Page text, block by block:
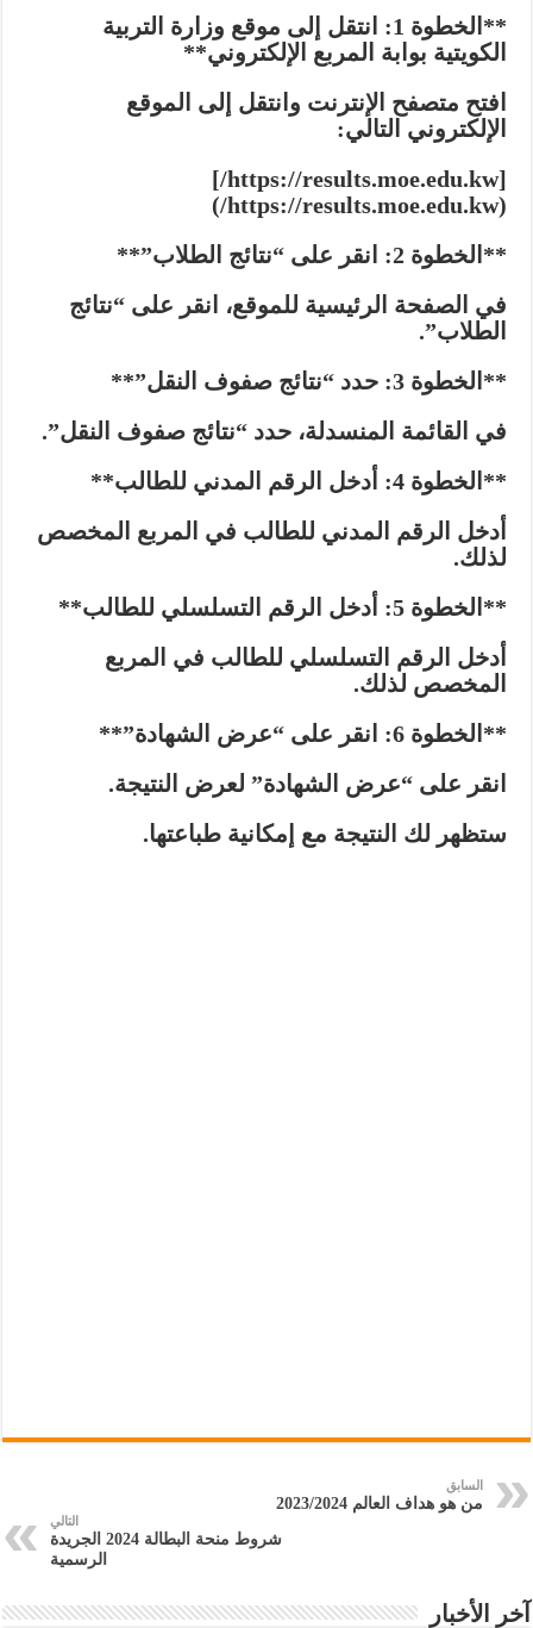
**الخطوة 1: انتقل إلى موقع وزارة التربية
الكويتية بوابة المربع الإلكتروني**
افتح متصفح الإنترنت وانتقل إلى الموقع
الإلكتروني التالي:
[https://results.moe.edu.kw/]
(https://results.moe.edu.kw/)
**الخطوة 2: انقر على “نتائج الطلاب”**
في الصفحة الرئيسية للموقع، انقر على “نتائج
الطلاب”.
**الخطوة 3: حدد “نتائج صفوف النقل”**
في القائمة المنسدلة، حدد “نتائج صفوف النقل”.
**الخطوة 4: أدخل الرقم المدني للطالب**
أدخل الرقم المدني للطالب في المربع المخصص
لذلك.
**الخطوة 5: أدخل الرقم التسلسلي للطالب**
أدخل الرقم التسلسلي للطالب في المربع
المخصص لذلك.
**الخطوة 6: انقر على “عرض الشهادة”**
انقر على “عرض الشهادة” لعرض النتيجة.
ستظهر لك النتيجة مع إمكانية طباعتها.
السابق
من هو هداف العالم 2023/2024
التالي
شروط منحة البطالة 2024 الجريدة
الرسمية
آخر الأخبار